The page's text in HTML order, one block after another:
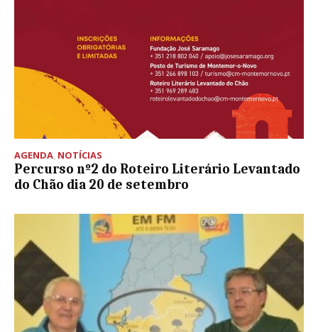
AGENDA, NOTÍCIAS
Percurso nº2 do Roteiro Literário Levantado
do Chão dia 20 de setembro